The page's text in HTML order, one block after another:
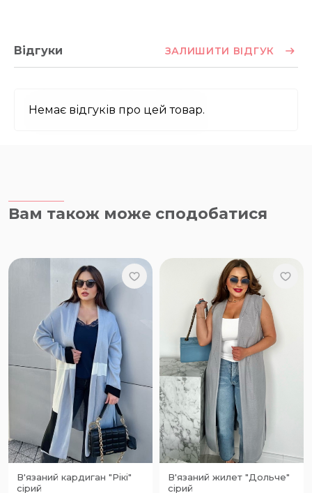
Відгуки ЗАЛИШИТИ ВІДГУК
Немає відгуків про цей товар.
Вам також може сподобатися
В'язаний кардиган "Рікі"
сірий
В'язаний жилет "Дольче"
сірий